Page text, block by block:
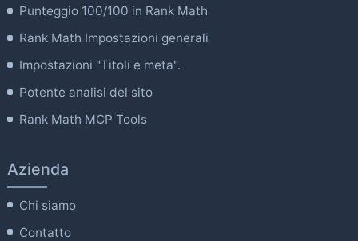
Punteggio 100/100 in Rank Math
Rank Math Impostazioni generali
Impostazioni "Titoli e meta".
Potente analisi del sito
Rank Math MCP Tools
Azienda
Chi siamo
Contatto